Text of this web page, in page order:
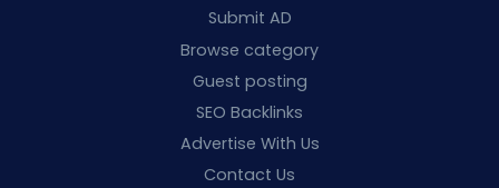
Submit AD
Browse category
Guest posting
SEO Backlinks
Advertise With Us
Contact Us